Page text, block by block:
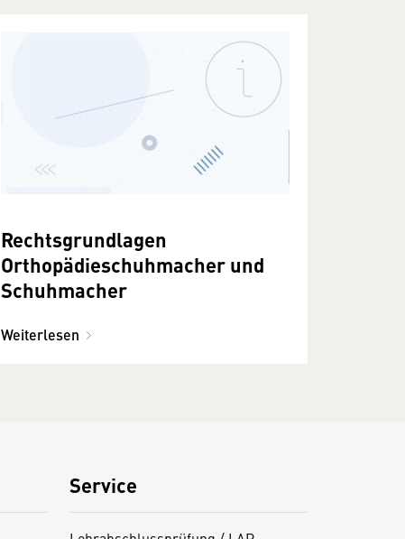
Rechtsgrundlagen
Orthopädieschuhmacher und
Schuhmacher
Weiterlesen
Service